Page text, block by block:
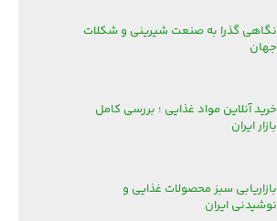
نگاهی گذرا به صنعت شیرینی و شکلات
جهان
خرید آنلاین مواد غذایی ؛ بررسی کامل
بازار ایران
بازاریابی سبز محصولات غذایی و
نوشیدنی ایران